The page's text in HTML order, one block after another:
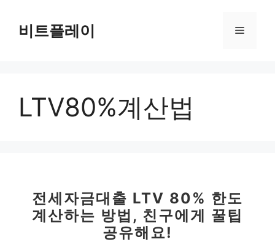
비트플레이 메
LTV80%계산법
전세자금대출 LTV 80% 한도
계산하는 방법, 친구에게 꿀팁
공유해요!